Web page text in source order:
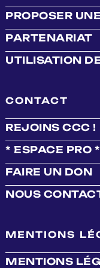
PROPOSER
PARTENARIAT
UTILISATION
CONTACT
REJOINS CCC !
* ESPACE PRO *
FAIRE UN DON
NOUS
MENTIONS
MENTIONS